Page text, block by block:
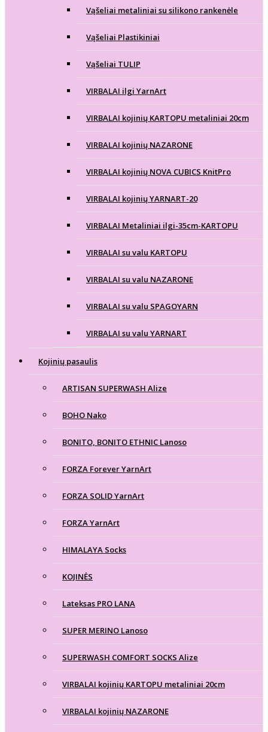
Vąšeliai metaliniai su silikono rankenėle
Vąšeliai Plastikiniai
Vąšeliai TULIP
VIRBALAI ilgi YarnArt
VIRBALAI kojinių KARTOPU metaliniai 20cm
VIRBALAI kojinių NAZARONE
VIRBALAI kojinių NOVA CUBICS KnitPro
VIRBALAI kojinių YARNART-20
VIRBALAI Metaliniai ilgi-35cm-KARTOPU
VIRBALAI su valu KARTOPU
VIRBALAI su valu NAZARONE
VIRBALAI su valu SPAGOYARN
VIRBALAI su valu YARNART
Kojinių pasaulis
ARTISAN SUPERWASH Alize
BOHO Nako
BONITO, BONITO ETHNIC Lanoso
FORZA Forever YarnArt
FORZA SOLID YarnArt
FORZA YarnArt
HIMALAYA Socks
KOJINĖS
Lateksas PRO LANA
SUPER MERINO Lanoso
SUPERWASH COMFORT SOCKS Alize
VIRBALAI kojinių KARTOPU metaliniai 20cm
VIRBALAI kojinių NAZARONE